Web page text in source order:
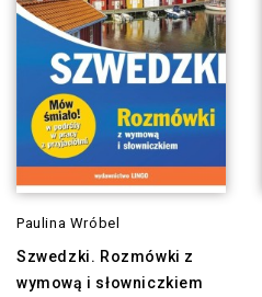
Paulina Wróbel
Szwedzki. Rozmówki z
wymową i słowniczkiem